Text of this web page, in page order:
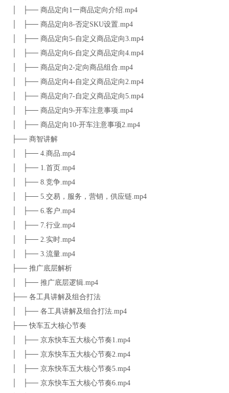
│ ├── 商品定向1一商品定向介绍.mp4
│ ├── 商品定向8-否定SKU设置.mp4
│ ├── 商品定向5-自定义商品定向3.mp4
│ ├── 商品定向6-自定义商品定向4.mp4
│ ├── 商品定向2-定向商品组合.mp4
│ ├── 商品定向4-自定义商品定向2.mp4
│ ├── 商品定向7-自定义商品定向5.mp4
│ ├── 商品定向9-开车注意事项.mp4
│ ├── 商品定向10-开车注意事项2.mp4
├── 商智讲解
│ ├── 4.商品.mp4
│ ├── 1.首页.mp4
│ ├── 8.竞争.mp4
│ ├── 5.交易，服务，营销，供应链.mp4
│ ├── 6.客户.mp4
│ ├── 7.行业.mp4
│ ├── 2.实时.mp4
│ ├── 3.流量.mp4
├── 推广底层解析
│ ├── 推广底层逻辑.mp4
├── 各工具讲解及组合打法
│ ├── 各工具讲解及组合打法.mp4
├── 快车五大核心节奏
│ ├── 京东快车五大核心节奏1.mp4
│ ├── 京东快车五大核心节奏2.mp4
│ ├── 京东快车五大核心节奏5.mp4
│ ├── 京东快车五大核心节奏6.mp4